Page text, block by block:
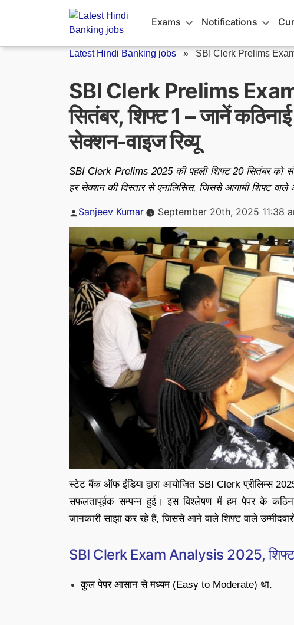
Exams Notifications
Latest Hindi Banking jobs » SBI Clerk Prelims
SBI Clerk Prelims
सितंबर, शिफ्ट 1 – जानें
सेक्शन-वाइज रिव्यू
SBI Clerk Prelims 2025 की पहली शिफ्ट 20 सितंबर को
हर सेक्शन की विस्तार से एनालिसिस, जिससे आगामी शिफ्ट वाले
Posted
Sanjeev Kumar September 20th, 2025 11:38
स्टेट बैंक ऑफ इंडिया द्वारा आयोजित SBI Clerk प्रीलिम्स
सफलतापूर्वक सम्पन्न हुई। इस विश्लेषण में हम पेपर के
जानकारी साझा कर रहे हैं, जिससे आने वाले शिफ्ट वाले
SBI Clerk Exam Analysis 2025, शिफ्ट
कुल पेपर आसान से मध्यम (Easy to Moderate) था.